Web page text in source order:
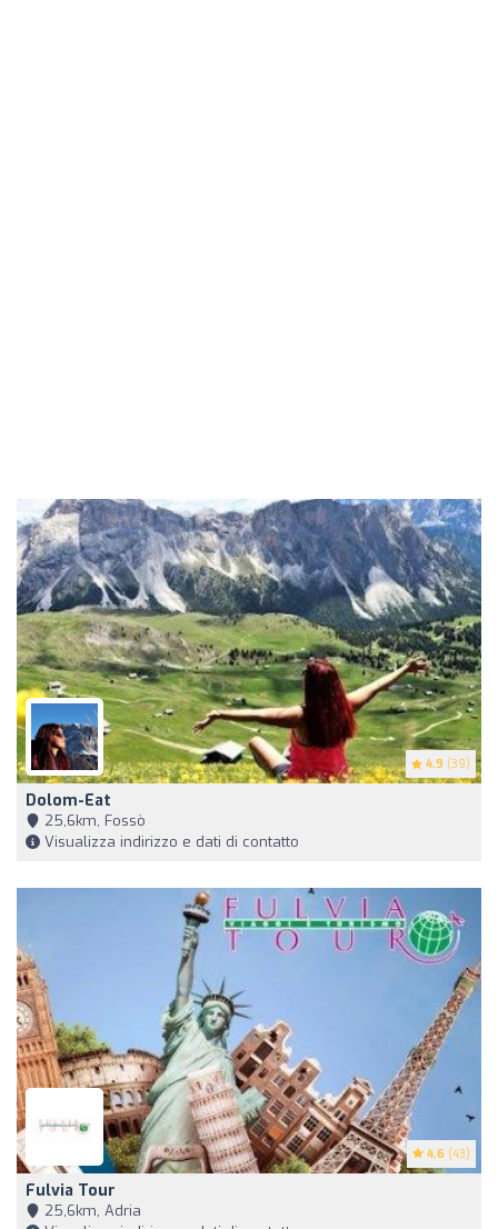
4.9 (39)
Dolom-Eat
25,6km, Fossò
Visualizza indirizzo e dati di contatto
4.6 (43)
Fulvia Tour
25,6km, Adria